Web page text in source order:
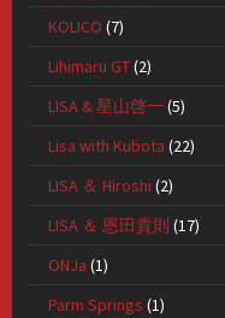
KOLICO (7)
Lihimaru GT(2)
LISA & 星山啓一(5)
Lisa with Kubota (22)
LISA ＆ Hiroshi (2)
LISA ＆ 恩田貴則 (17)
ONJa (1)
Parm Springs (1)